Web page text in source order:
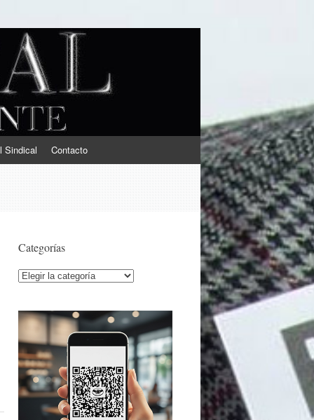
Sindical Contacto
Categorías
Categorías